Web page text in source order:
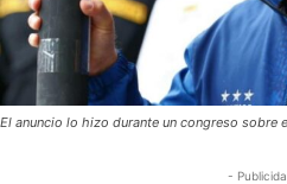
El anuncio lo hizo durante un congreso sobre
-